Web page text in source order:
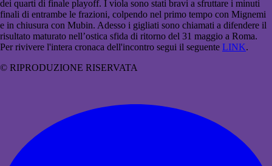
dei quarti di finale playoff. I viola sono stati bravi a sfruttare i minuti
finali di entrambe le frazioni, colpendo nel primo tempo con Mignemi
e in chiusura con Mubin. Adesso i gigliati sono chiamati a difendere il
risultato maturato nell’ostica sfida di ritorno del 31 maggio a Roma.
Per rivivere l'intera cronaca dell'incontro segui il seguente LINK.
© RIPRODUZIONE RISERVATA